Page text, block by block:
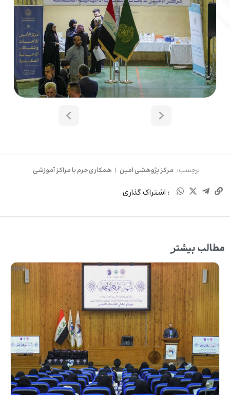
برچسب: مرکز پژوهشی امین | همکاری حرم با مراکز آموزشی
: اشتراک گذاری
مطالب بیشتر